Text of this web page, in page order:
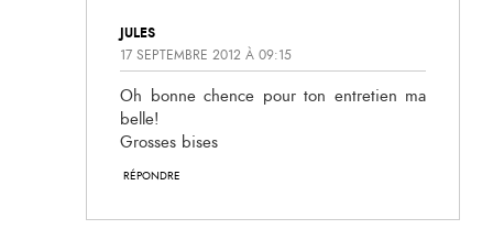
JULES
17 SEPTEMBRE 2012 À 09:15
Oh bonne chence pour ton entretien ma
belle!
Grosses bises
RÉPONDRE